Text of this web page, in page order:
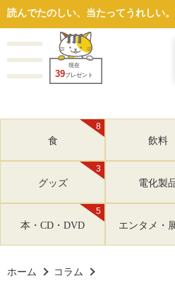
読んでたのしい、当たってうれしい。
現在
39プレゼント
8
食 飲料
3
グッズ 電化製
5
本・CD・DVD エンタメ・
ホーム コラム